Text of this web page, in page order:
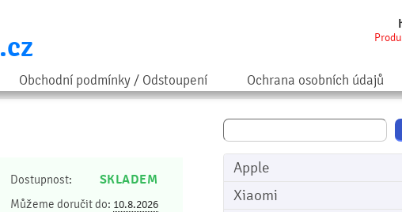
.cz
Obchodní podmínky / Odstoupení Ochrana osobních údajů
Apple
Xiaomi
Dostupnost: SKLADEM
Můžeme doručit do: 10.8.2026